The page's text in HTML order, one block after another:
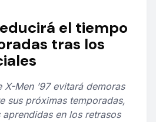
el tiempo
tras los
Men ’97 evitará demoras
sus próximas temporadas,
en los retrasos